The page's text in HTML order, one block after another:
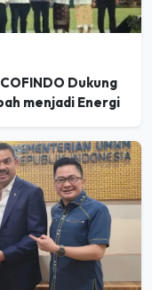
Dukung
menjadi Energi